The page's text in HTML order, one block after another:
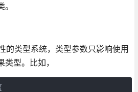
的类型系统，类型参数只影响使用
型。比如，